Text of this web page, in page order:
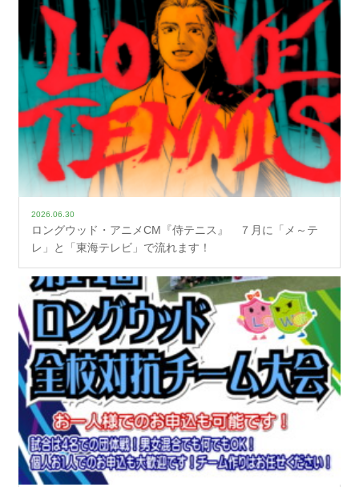
2026.06.30
ロングウッド・アニメCM『侍テニス』 ７月に「メ～テ
レ」と「東海テレビ」で流れます！